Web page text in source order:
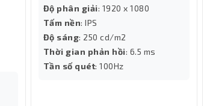
Độ phân giải: 1920 x 1080
Tấm nền: IPS
Độ sáng: 250 cd/m2
Thời gian phản hồi: 6.5 ms
Tần số quét: 100Hz